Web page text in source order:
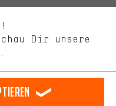
ES français
FR
Affiliateprogramm
Geschäftsbedingungen
Dir unsere
Shop suchst und brauchst.
unserer Webseite und
Mit Komfort-Cookies
Media Plattformen her. So
und Informationen zur